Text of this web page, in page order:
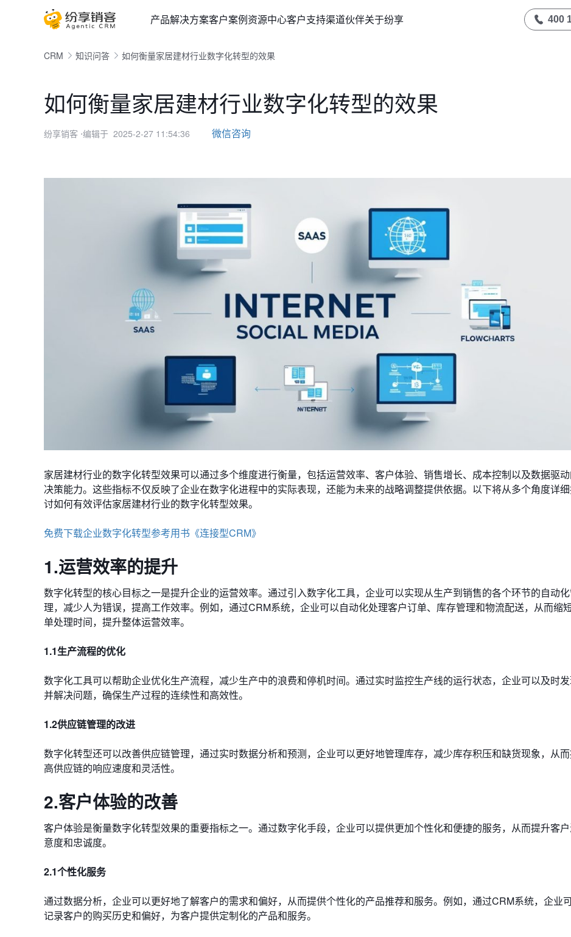
产品解决方案客户案例资源中心客户支持渠道伙伴关于纷享 400
CRM 知识问答 如何衡量家居建材行业数字化转型的效果
如何衡量家居建材行业数字化转型的效果
纷享销客 ⋅编辑于 2025-2-27 11:54:36 微信咨询
家居建材行业的数字化转型效果可以通过多个维度进行衡量，包括运营效率、客户体验、销售增长、成本控制以及数据驱
决策能力。这些指标不仅反映了企业在数字化进程中的实际表现，还能为未来的战略调整提供依据。以下将从多个角度详
讨如何有效评估家居建材行业的数字化转型效果。
免费下载企业数字化转型参考用书《连接型CRM》
1.运营效率的提升
数字化转型的核心目标之一是提升企业的运营效率。通过引入数字化工具，企业可以实现从生产到销售的各个环节的自动
理，减少人为错误，提高工作效率。例如，通过CRM系统，企业可以自动化处理客户订单、库存管理和物流配送，从而缩
单处理时间，提升整体运营效率。
1.1生产流程的优化
数字化工具可以帮助企业优化生产流程，减少生产中的浪费和停机时间。通过实时监控生产线的运行状态，企业可以及时
并解决问题，确保生产过程的连续性和高效性。
1.2供应链管理的改进
数字化转型还可以改善供应链管理，通过实时数据分析和预测，企业可以更好地管理库存，减少库存积压和缺货现象，从
高供应链的响应速度和灵活性。
2.客户体验的改善
客户体验是衡量数字化转型效果的重要指标之一。通过数字化手段，企业可以提供更加个性化和便捷的服务，从而提升客
意度和忠诚度。
2.1个性化服务
通过数据分析，企业可以更好地了解客户的需求和偏好，从而提供个性化的产品推荐和服务。例如，通过CRM系统，企业
记录客户的购买历史和偏好，为客户提供定制化的产品和服务。